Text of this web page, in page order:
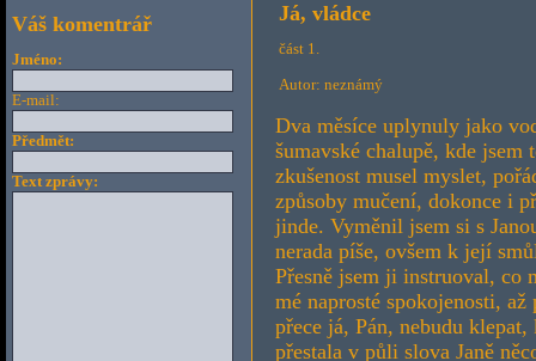
Já, vládce
část 1.
Autor: neznámý
Dva měsíce uplynuly jako
šumavské chalupě, kde
zkušenost musel myslet,
způsoby mučení, dokonce i
jinde. Vyměnil jsem si s
nerada píše, ovšem k její
Přesně jsem ji instruoval, co
mé naprosté spokojenosti,
přece já, Pán, nebudu
přestala v půli slova Janě
Váš komentrář
Jméno:
E-mail:
Předmět:
Text zprávy: